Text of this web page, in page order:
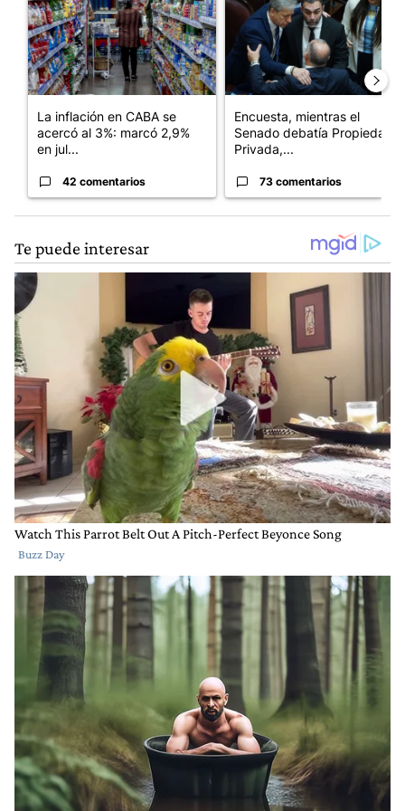
La inflación en CABA se
acercó al 3%: marcó 2,9%
en jul...
42 comentarios
Encuesta, mientras el
Senado debatía Propiedad
Privada,...
73 comentarios